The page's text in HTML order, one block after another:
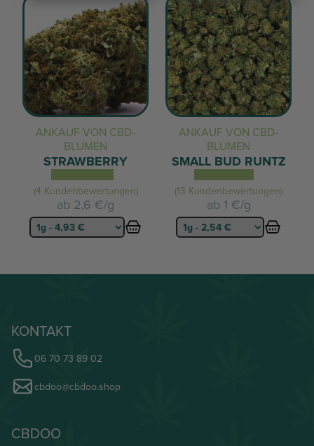
ANKAUF VON CBD-
BLUMEN
STRAWBERRY
(4 Kundenbewertungen)
ab 2,6 €/g
ANKAUF VON CBD-
BLUMEN
SMALL BUD RUNTZ
(13 Kundenbewertungen)
ab 1 €/g
KONTAKT
06 70 73 89 02
cbdoo@cbdoo.shop
CBDOO